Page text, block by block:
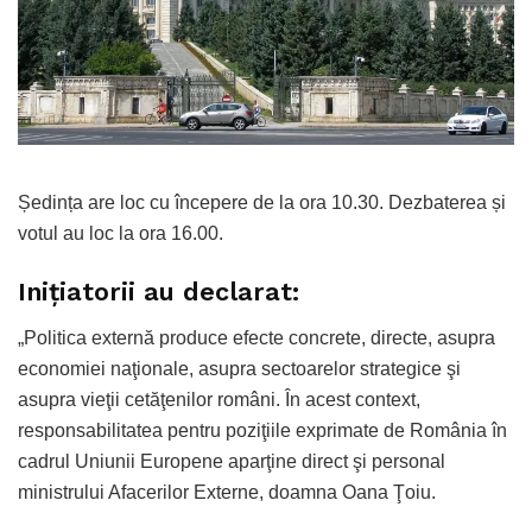
Ședința are loc cu începere de la ora 10.30. Dezbaterea și
votul au loc la ora 16.00.
Inițiatorii au declarat:
„Politica externă produce efecte concrete, directe, asupra
economiei naţionale, asupra sectoarelor strategice şi
asupra vieţii cetăţenilor români. În acest context,
responsabilitatea pentru poziţiile exprimate de România în
cadrul Uniunii Europene aparţine direct şi personal
ministrului Afacerilor Externe, doamna Oana Ţoiu.